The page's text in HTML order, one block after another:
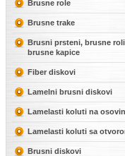
Brusne role
Brusne trake
Brusni prsteni, brusne
brusne kapice
Fiber diskovi
Lamelni brusni diskovi
Lamelasti koluti na
Lamelasti koluti sa
Brusni diskovi